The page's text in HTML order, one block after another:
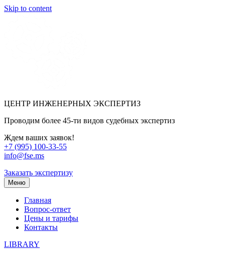
Skip to content
ЦЕНТР ИНЖЕНЕРНЫХ ЭКСПЕРТИЗ
Проводим более 45-ти видов судебных экспертиз
Ждем ваших заявок!
+7 (995) 100-33-55
info@fse.ms
Заказать экспертизу
Меню
Главная
Вопрос-ответ
Цены и тарифы
Контакты
LIBRARY